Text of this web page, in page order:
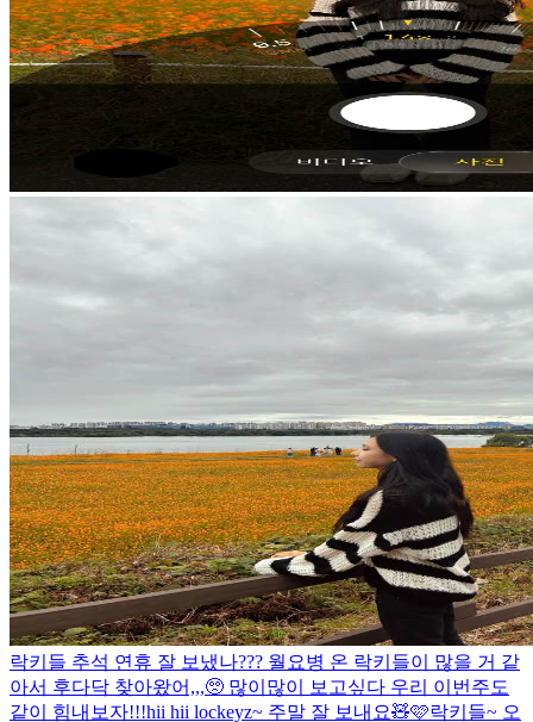
락키들 추석 연휴 잘 보냈나??? 월요병 온 락키들이 많을 거 같
아서 후다닥 찾아왔어,,,🥺 많이많이 보고싶다 우리 이번주도
같이 힘내보자!!!hii hii lockeyz~ 주말 잘 보내요🧸🩷락키들~ 오